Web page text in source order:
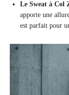
Le Sweat à Col
apporte une
est parfait pour